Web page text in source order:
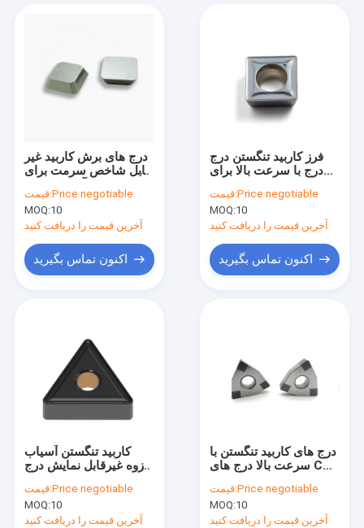
دربارهی ما
تماس با ما
آسیاب پایان کاربید تنگستن
میلز ساق بلند
درج های برش کاربید غیر
قابل شاخص سرمت برای
قیمت:Price negotiable
MOQ:10
آخرین قیمت را دریافت کنید
اکنون تماس بگیرید
فرز کاربید تنگستن درج
درج با سرعت بالا برای
قیمت:Price negotiable
MOQ:10
آخرین قیمت را دریافت کنید
اکنون تماس بگیرید
کاربید تنگستن آسیاب
رزوه غیرقابل نمایش درج
قیمت:Price negotiable
MOQ:10
آخرین قیمت را دریافت کنید
درج های کاربید تنگستن با
سرعت بالا درج های CBN
قیمت:Price negotiable
MOQ:10
آخرین قیمت را دریافت کنید